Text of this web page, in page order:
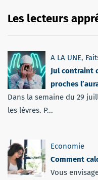
Les lecteurs
A LA UNE,
Jul contraint
proches
Dans la semaine du 29
les lèvres. P...
Economie
Comment
Vous